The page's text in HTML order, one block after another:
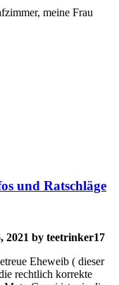
meine Frau
und Ratschläge
2021 by teetrinker17
Eheweib ( dieser
rechtlich korrekte